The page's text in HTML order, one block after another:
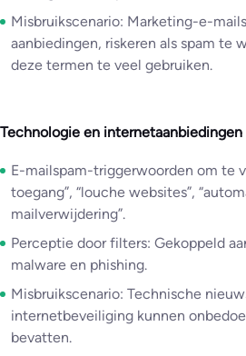
Misbruikscenario: Marketing-e-
aanbiedingen, riskeren als spam te
deze termen te veel gebruiken.
Technologie en internetaanbiedingen
E-mailspam-triggerwoorden om te
toegang”, “louche websites”,
mailverwijdering”.
Perceptie door filters: Gekoppeld
malware en phishing.
Misbruikscenario: Technische
internetbeveiliging kunnen
bevatten.